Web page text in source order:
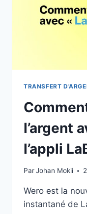
TRANSFERT
l’argent
l’appli
ParJohan Mokii
Wero est la
instantané de